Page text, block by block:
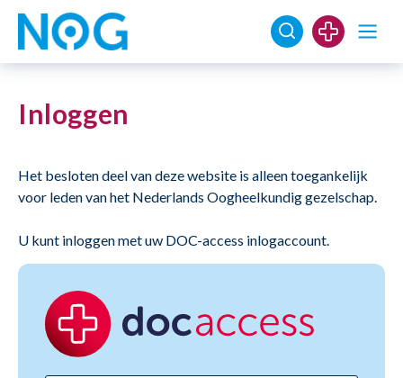
Inloggen
Het besloten deel van deze website is alleen toegankelijk
voor leden van het Nederlands Oogheelkundig gezelschap.
U kunt inloggen met uw DOC-access inlogaccount.